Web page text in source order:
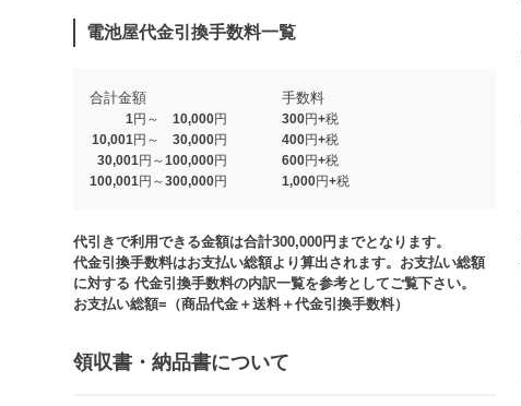
電池屋代金引換手数料一覧
合計金額 手数料
1円～ 10,000円
300円+税
10,001円～ 30,000円
400円+税
30,001円～100,000円
600円+税
100,001円～300,000円
1,000円+税​
代引きで利用できる金額は合計300,000円までとなります。
代金引換手数料はお支払い総額より算出されます。お支払い総額
に対する 代金引換手数料の内訳一覧を参考としてご覧下さい。​
お支払い総額=（商品代金＋送料＋代金引換手数料）​
領収書・納品書について​